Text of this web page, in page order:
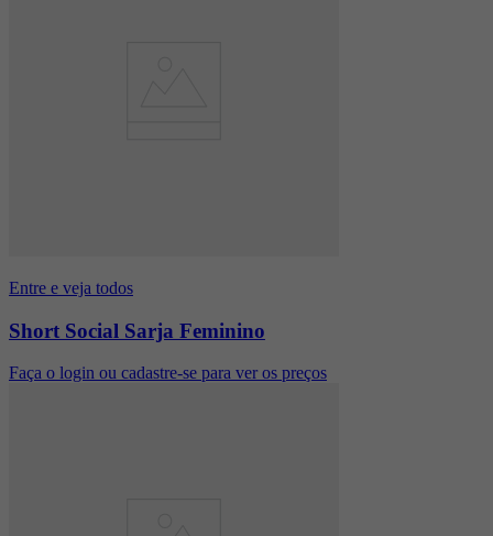
Entre e veja todos
Short Social Sarja Feminino
Faça o login ou cadastre-se para ver os preços